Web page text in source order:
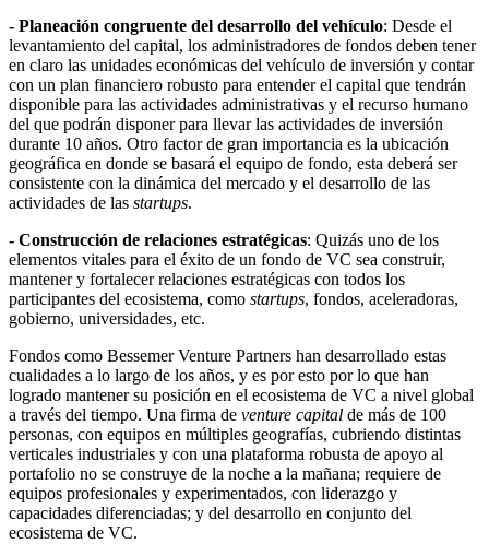
- Planeación congruente del desarrollo del vehículo: Desde el
levantamiento del capital, los administradores de fondos deben tener
en claro las unidades económicas del vehículo de inversión y contar
con un plan financiero robusto para entender el capital que tendrán
disponible para las actividades administrativas y el recurso humano
del que podrán disponer para llevar las actividades de inversión
durante 10 años. Otro factor de gran importancia es la ubicación
geográfica en donde se basará el equipo de fondo, esta deberá ser
consistente con la dinámica del mercado y el desarrollo de las
actividades de las startups.
- Construcción de relaciones estratégicas: Quizás uno de los
elementos vitales para el éxito de un fondo de VC sea construir,
mantener y fortalecer relaciones estratégicas con todos los
participantes del ecosistema, como startups, fondos, aceleradoras,
gobierno, universidades, etc.
Fondos como Bessemer Venture Partners han desarrollado estas
cualidades a lo largo de los años, y es por esto por lo que han
logrado mantener su posición en el ecosistema de VC a nivel global
a través del tiempo. Una firma de venture capital de más de 100
personas, con equipos en múltiples geografías, cubriendo distintas
verticales industriales y con una plataforma robusta de apoyo al
portafolio no se construye de la noche a la mañana; requiere de
equipos profesionales y experimentados, con liderazgo y
capacidades diferenciadas; y del desarrollo en conjunto del
ecosistema de VC.